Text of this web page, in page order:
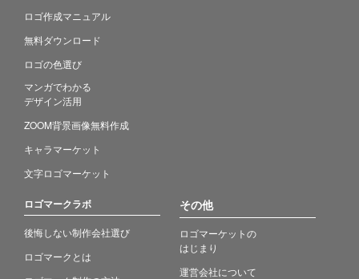
ロゴ作成マニュアル
無料ダウンロード
ロゴの色選び
マンガでわかる
デザイン活用
ZOOM背景画像無料作成
キャラマーケット
文字ロゴマーケット
ロゴマークラボ
後悔しない制作会社選び
ロゴマークとは
その他
ロゴマーケットの
はじまり
運営会社について